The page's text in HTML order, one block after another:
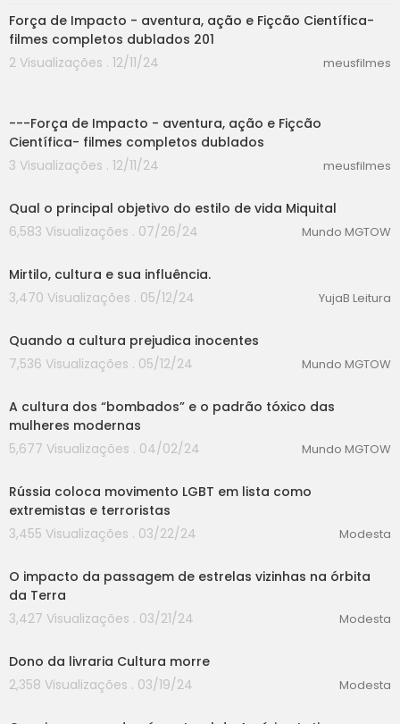
Força de Impacto - aventura, ação e Fiçcão Científica-
filmes completos dublados 201
2 Visualizações . 12/11/24
meusfilmes
---Força de Impacto - aventura, ação e Fiçcão
Científica- filmes completos dublados
3 Visualizações . 12/11/24
meusfilmes
Qual o principal objetivo do estilo de vida Miquital
6,583 Visualizações . 07/26/24
Mundo MGTOW
Mirtilo, cultura e sua influência.
3,470 Visualizações . 05/12/24
YujaB Leitura
Quando a cultura prejudica inocentes
7,536 Visualizações . 05/12/24
Mundo MGTOW
A cultura dos “bombados” e o padrão tóxico das
mulheres modernas
5,677 Visualizações . 04/02/24
Mundo MGTOW
Rússia coloca movimento LGBT em lista como
extremistas e terroristas
3,455 Visualizações . 03/22/24
Modesta
O impacto da passagem de estrelas vizinhas na órbita
da Terra
3,427 Visualizações . 03/21/24
Modesta
Dono da livraria Cultura morre
2,358 Visualizações . 03/19/24
Modesta